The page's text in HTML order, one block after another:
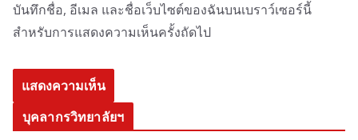
บันทึกชื่อ, อีเมล และชื่อเว็บไซต์ของฉันบนเบราว์เซอร์นี้
สำหรับการแสดงความเห็นครั้งถัดไป
บุคลากรวิทยาลัยฯ